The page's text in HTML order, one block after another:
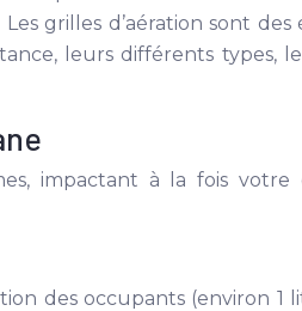
grilles d’aération sont
leurs différents types,
impactant à la fois
des occupants (environ